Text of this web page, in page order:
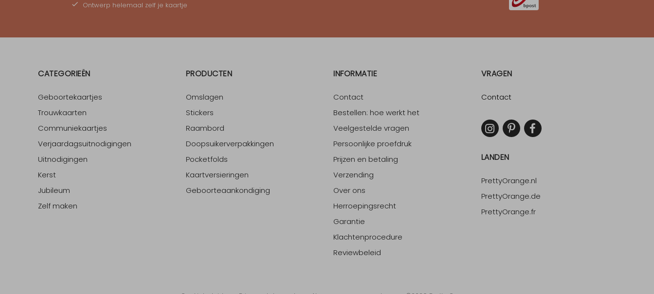
Ontwerp helemaal zelf je kaartje
CATEGORIEËN
Geboortekaartjes
Trouwkaarten
Communiekaartjes
Verjaardagsuitnodigingen
Uitnodigingen
Kerst
Jubileum
Zelf maken
PRODUCTEN
Omslagen
Stickers
Raambord
Doopsuikerverpakkingen
Pocketfolds
Kaartversieringen
Geboorteaankondiging
INFORMATIE
Contact
Bestellen: hoe werkt het
Veelgestelde vragen
Persoonlijke proefdruk
Prijzen en betaling
Verzending
Over ons
Herroepingsrecht
Garantie
Klachtenprocedure
Reviewbeleid
VRAGEN
Contact
LANDEN
PrettyOrange.nl
PrettyOrange.de
PrettyOrange.fr